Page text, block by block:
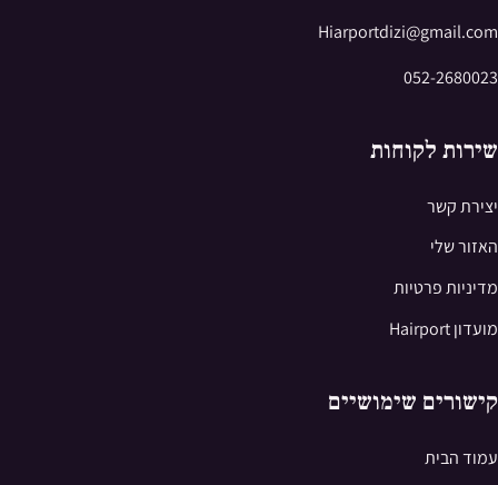
Hiarportdizi@gmail.com
052-2680023
שירות לקוחות
יצירת קשר
האזור שלי
מדיניות פרטיות
מועדון Hairport
קישורים שימושיים
עמוד הבית